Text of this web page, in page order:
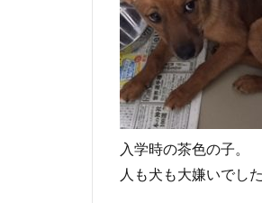
入学時の茶色の子。
人も犬も大嫌いでし